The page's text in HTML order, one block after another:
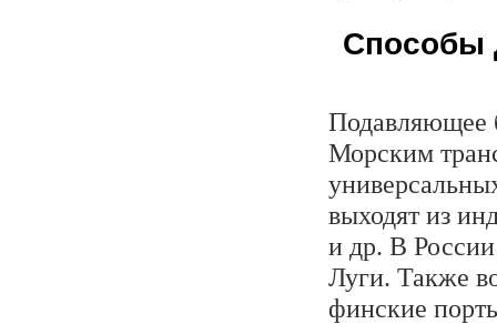
Способы
Подавляющее
Морским
выходят из
и др. В
Луги. Также
финские